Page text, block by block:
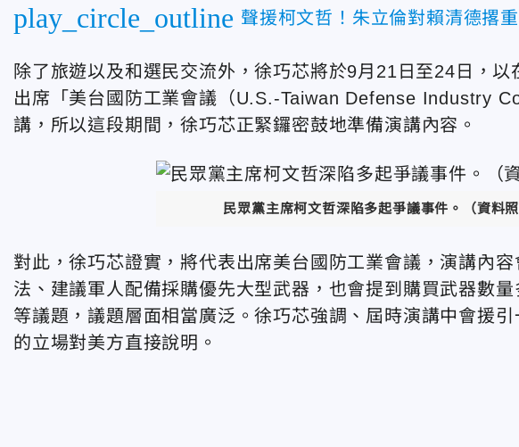
play_circle_outline 聲援柯文哲！朱立倫對賴清德撂
除了旅遊以及和選民交流外，徐巧芯將於9月21日至24日，
出席「美台國防工業會議（U.S.-Taiwan Defense Industry
講，所以這段期間，徐巧芯正緊鑼密鼓地準備演講內容。
民眾黨主席柯文哲深陷多起爭議事件。（資料照
對此，徐巧芯證實，將代表出席美台國防工業會議，演講內
法、建議軍人配備採購優先大型武器，也會提到購買武器數
等議題，議題層面相當廣泛。徐巧芯強調、屆時演講中會援
的立場對美方直接說明。